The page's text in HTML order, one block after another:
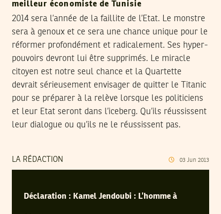
meilleur économiste de Tunisie
2014 sera l’année de la faillite de l’Etat. Le monstre
sera à genoux et ce sera une chance unique pour le
réformer profondément et radicalement. Ses hyper-
pouvoirs devront lui être supprimés. Le miracle
citoyen est notre seul chance et la Quartette
devrait sérieusement envisager de quitter le Titanic
pour se préparer à la relève lorsque les politiciens
et leur Etat seront dans l’iceberg. Qu’ils réussissent
leur dialogue ou qu’ils ne le réussissent pas.
LA RÉDACTION 03 Jun 2013
Déclaration : Kamel Jendoubi : L’homme à